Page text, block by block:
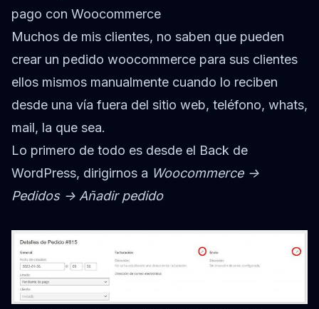
pago con Woocommerce
Muchos de mis clientes, no saben que pueden
crear un pedido woocommerce para sus clientes
ellos mismos manualmente cuando lo reciben
desde una vía fuera del sitio web, teléfono, whats,
mail, la que sea.
Lo primero de todo es desde el Back de
WordPress, dirigirnos a Woocommerce ->
Pedidos -> Añadir pedido